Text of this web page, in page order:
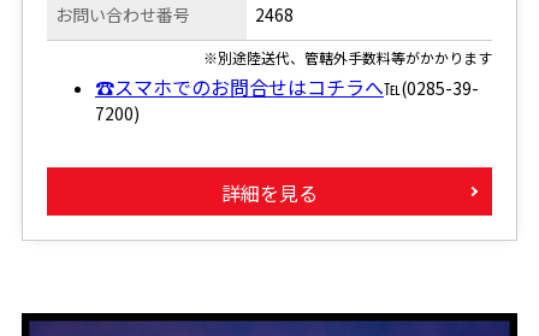
お問い合わせ番号 2468
※別途陸送代、管轄外手数料等がかかります
☎スマホでのお問合せはコチラへ℡(0285-39-
7200)
詳細を見る